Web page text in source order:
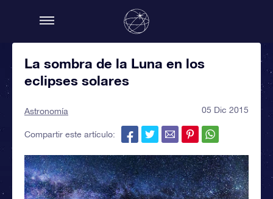
La sombra de la Luna en los
eclipses solares
Astronomía 05 Dic 2015
Compartir este artículo: